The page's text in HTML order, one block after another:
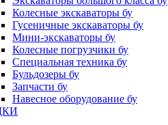
Колесные экскаваторы бу
Гусеничные экскаваторы бу
Мини-экскаваторы бу
Колесные погрузчики бу
Специальная техника бу
Бульдозеры бу
Запчасти бу
Навесное оборудование бу